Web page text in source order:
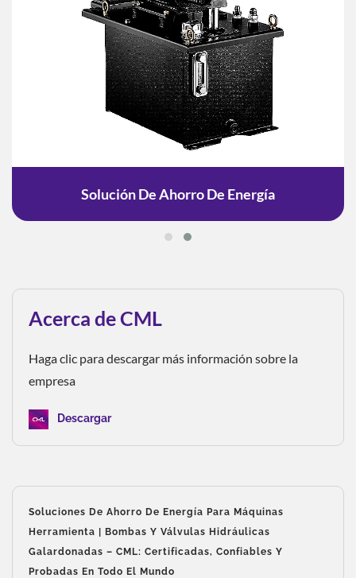
Solución De Ahorro De Energía
Acerca de CML
Haga clic para descargar más información sobre la
empresa
Descargar
Soluciones De Ahorro De Energía Para Máquinas
Herramienta | Bombas Y Válvulas Hidráulicas
Galardonadas – CML: Certificadas, Confiables Y
Probadas En Todo El Mundo